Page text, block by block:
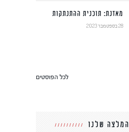
מאזנת: תוכנית ההתנתקות
28 בספטמבר 2023
לכל הפוסטים
המלצה שלנו